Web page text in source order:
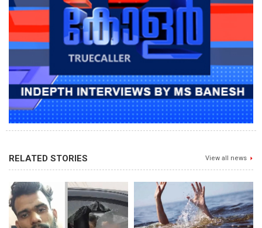
RELATED STORIES View all news